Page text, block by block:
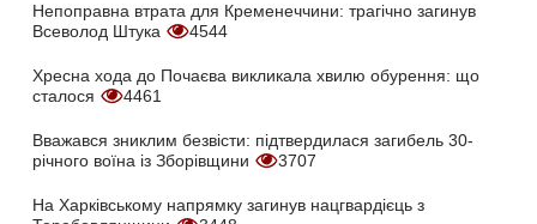
Непоправна втрата для Кременеччини: трагічно загинув
Всеволод Штука
4544
Хресна хода до Почаєва викликала хвилю обурення: що
сталося
4461
Вважався зниклим безвісти: підтвердилася загибель 30-
річного воїна із Зборівщини
3707
На Харківському напрямку загинув нацгвардієць з